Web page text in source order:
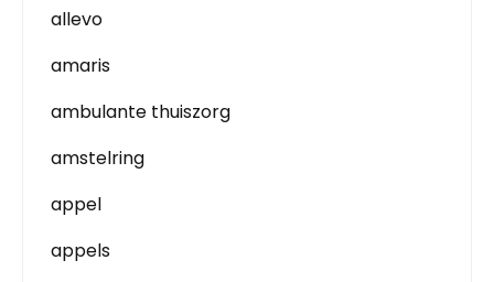
allevo
amaris
ambulante thuiszorg
amstelring
appel
appels